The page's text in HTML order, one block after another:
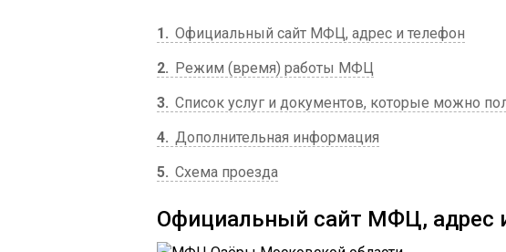
1
Официальный сайт МФЦ, адрес и телефон
2
Режим (время) работы МФЦ
3 Список услуг и документов, которые можно
4 Дополнительная информация
5 Схема проезда
Официальный сайт МФЦ, адрес